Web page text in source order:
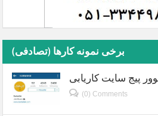
برخی نمونه کارها (تصادفی)
پیج سایت کاریابی
(0) Comments